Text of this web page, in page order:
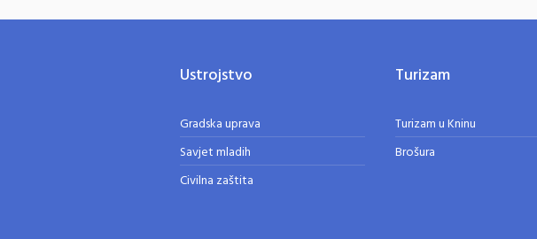
Ustrojstvo
Gradska uprava
Savjet mladih
Civilna zaštita
Turizam
Turizam u Kninu
Brošura